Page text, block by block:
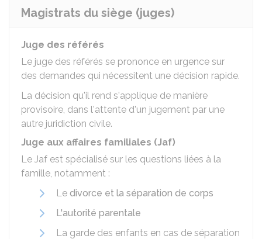
Magistrats du siège (juges)
Juge des référés
Le juge des référés se prononce en urgence sur
des demandes qui nécessitent une décision rapide.
La décision qu'il rend s'applique de manière
provisoire, dans l'attente d'un jugement par une
autre juridiction civile.
Juge aux affaires familiales (Jaf)
Le Jaf est spécialisé sur les questions liées à la
famille, notamment :
Le divorce et la séparation de corps
L'autorité parentale
La garde des enfants en cas de séparation